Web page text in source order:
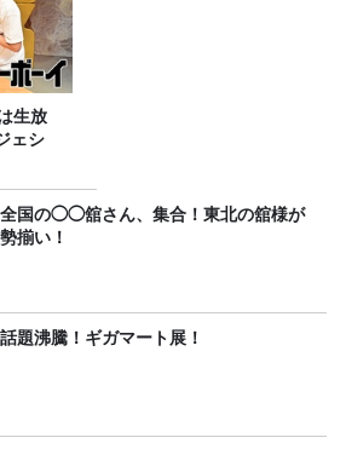
生放
ェシ
全国の◯◯舘さん、集合！東北の舘様が
勢揃い！
話題沸騰！ギガマート展！